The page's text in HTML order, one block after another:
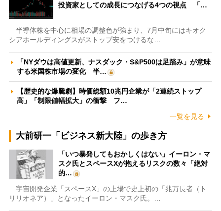
投資家としての成長につなげる4つの視点 「…
半導体株を中心に相場の調整色が強まり、7月中旬にはキオク
シアホールディングスがストップ安をつけるな…
「NYダウは高値更新、ナスダック・S&P500は足踏み」が意味
する米国株市場の変化 半…
【歴史的な爆騰劇】時価総額10兆円企業が「2連続ストップ
高」「制限値幅拡大」の衝撃 フ…
一覧を見る
大前研一「ビジネス新大陸」の歩き方
「いつ暴発してもおかしくはない」イーロン・マ
スク氏とスペースXが抱えるリスクの数々「絶対
的…
宇宙開発企業「スペースX」の上場で史上初の「兆万長者（ト
リリオネア）」となったイーロン・マスク氏。…